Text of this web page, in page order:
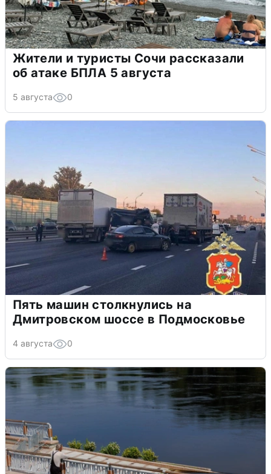
Жители и туристы Сочи рассказали
об атаке БПЛА 5 августа
5 августа 0
Пять машин столкнулись на
Дмитровском шоссе в Подмосковье
4 августа 0